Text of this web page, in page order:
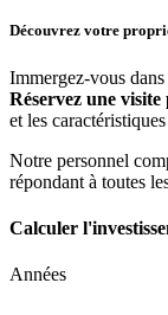
Découvrez votre
Immergez-vous
Réservez une visite
et les
Notre personnel
répondant à toutes
Calculer
Années